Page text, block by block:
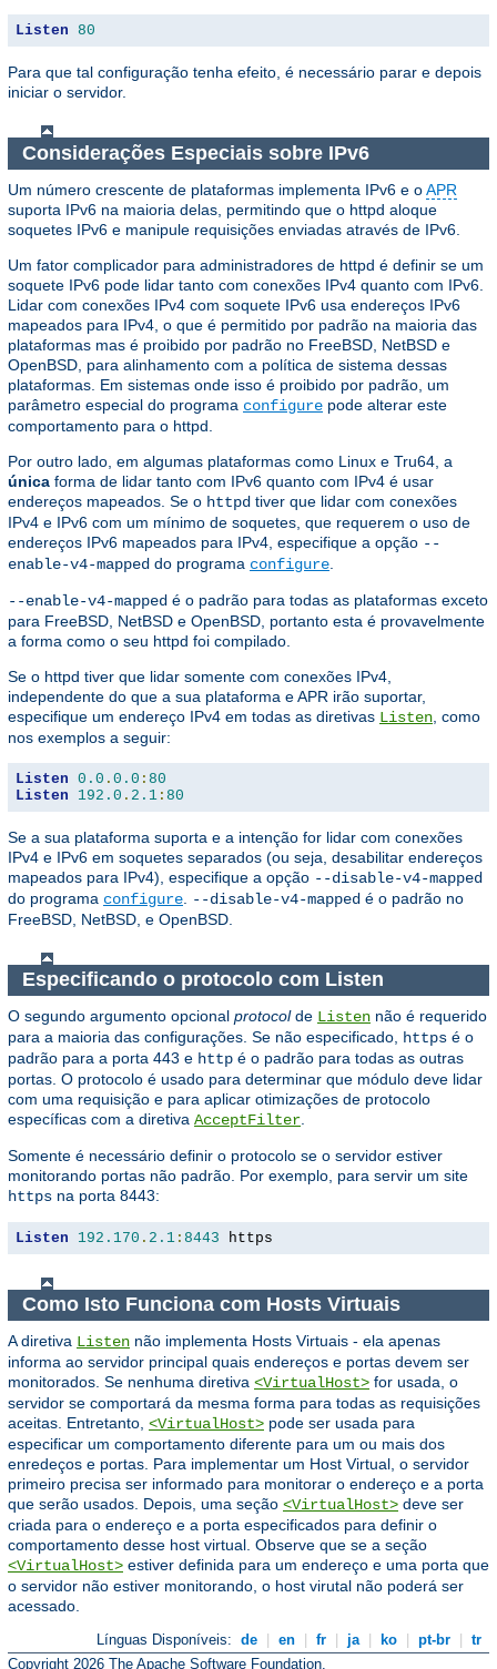
Listen 80
Para que tal configuração tenha efeito, é necessário parar e depois
iniciar o servidor.
Considerações Especiais sobre IPv6
Um número crescente de plataformas implementa IPv6 e oAPR
suporta IPv6 na maioria delas, permitindo que o httpd aloque
soquetes IPv6 e manipule requisições enviadas através de IPv6.
Um fator complicador para administradores de httpd é definir se um
soquete IPv6 pode lidar tanto com conexões IPv4 quanto com IPv6.
Lidar com conexões IPv4 com soquete IPv6 usa endereços IPv6
mapeados para IPv4, o que é permitido por padrão na maioria das
plataformas mas é proibido por padrão no FreeBSD, NetBSD e
OpenBSD, para alinhamento com a política de sistema dessas
plataformas. Em sistemas onde isso é proibido por padrão, um
parâmetro especial do programa configure pode alterar este
comportamento para o httpd.
Por outro lado, em algumas plataformas como Linux e Tru64, a
única forma de lidar tanto com IPv6 quanto com IPv4 é usar
endereços mapeados. Se o httpd tiver que lidar com conexões
IPv4 e IPv6 com um mínimo de soquetes, que requerem o uso de
endereços IPv6 mapeados para IPv4, especifique a opção --
enable-v4-mapped do programa configure
--enable-v4-mapped é o padrão para todas as plataformas exceto
para FreeBSD, NetBSD e OpenBSD, portanto esta é provavelmente
a forma como o seu httpd foi compilado.
Se o httpd tiver que lidar somente com conexões IPv4,
independente do que a sua plataforma e APR irão suportar,
especifique um endereço IPv4 em todas as diretivas Listen , como
nos exemplos a seguir:
Listen 0.0 . 0.0 : 80
Listen
192.0 . 2.1 : 80
Se a sua plataforma suporta e a intenção for lidar com conexões
IPv4 e IPv6 em soquetes separados (ou seja, desabilitar endereços
mapeados para IPv4), especifique a opção --disable-v4-mapped
do programa configure --disable-v4-mapped é o padrão no
FreeBSD, NetBSD, e OpenBSD.
Especificando o protocolo com Listen
O segundo argumento opcional protocolde Listen não é requerido
para a maioria das configurações. Se não especificado,
https é o
padrão para a porta 443 e http é o padrão para todas as outras
portas. O protocolo é usado para determinar que módulo deve lidar
com uma requisição e para aplicar otimizações de protocolo
específicas com a diretiva AcceptFilter
Somente é necessário definir o protocolo se o servidor estiver
monitorando portas não padrão. Por exemplo, para servir um site
https na porta 8443:
Listen 192.170 . 2.1 : 8443 https
Como Isto Funciona com Hosts Virtuais
A diretiva Listen não implementa Hosts Virtuais - ela apenas
informa ao servidor principal quais endereços e portas devem ser
monitorados. Se nenhuma diretiva <VirtualHost> for usada, o
servidor se comportará da mesma forma para todas as requisições
aceitas. Entretanto, <VirtualHost> pode ser usada para
especificar um comportamento diferente para um ou mais dos
enredeços e portas. Para implementar um Host Virtual, o servidor
primeiro precisa ser informado para monitorar o endereço e a porta
que serão usados. Depois, uma seção <VirtualHost> deve ser
criada para o endereço e a porta especificados para definir o
comportamento desse host virtual. Observe que se a seção
<VirtualHost> estiver definida para um endereço e uma porta que
o servidor não estiver monitorando, o host virutal não poderá ser
acessado.
Línguas Disponíveis: de en fr ja ko pt-br
tr
Copyright 2026 The Apache Software Foundation.